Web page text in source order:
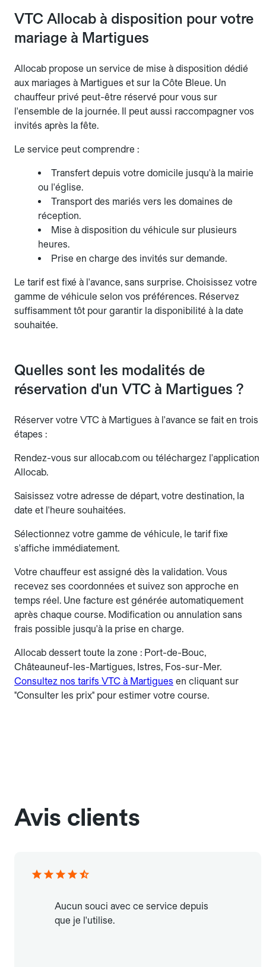
VTC Allocab à disposition pour votre
mariage à Martigues
Allocab propose un service de mise à disposition dédié
aux mariages à Martigues et sur la Côte Bleue. Un
chauffeur privé peut-être réservé pour vous sur
l'ensemble de la journée. Il peut aussi raccompagner vos
invités après la fête.
Le service peut comprendre :
Transfert depuis votre domicile jusqu'à la mairie
ou l'église.
Transport des mariés vers les domaines de
réception.
Mise à disposition du véhicule sur plusieurs
heures.
Prise en charge des invités sur demande.
Le tarif est fixé à l'avance, sans surprise. Choisissez votre
gamme de véhicule selon vos préférences. Réservez
suffisamment tôt pour garantir la disponibilité à la date
souhaitée.
Quelles sont les modalités de
réservation d'un VTC à Martigues ?
Réserver votre VTC à Martigues à l'avance se fait en trois
étapes :
Rendez-vous sur allocab.com ou téléchargez l'application
Allocab.
Saisissez votre adresse de départ, votre destination, la
date et l'heure souhaitées.
Sélectionnez votre gamme de véhicule, le tarif fixe
s'affiche immédiatement.
Votre chauffeur est assigné dès la validation. Vous
recevez ses coordonnées et suivez son approche en
temps réel. Une facture est générée automatiquement
après chaque course. Modification ou annulation sans
frais possible jusqu'à la prise en charge.
Allocab dessert toute la zone : Port-de-Bouc,
Châteauneuf-les-Martigues, Istres, Fos-sur-Mer.
Consultez nos tarifs VTC à Martigues en cliquant sur
"Consulter les prix" pour estimer votre course.
Avis clients
Aucun souci avec ce service depuis
que je l'utilise.